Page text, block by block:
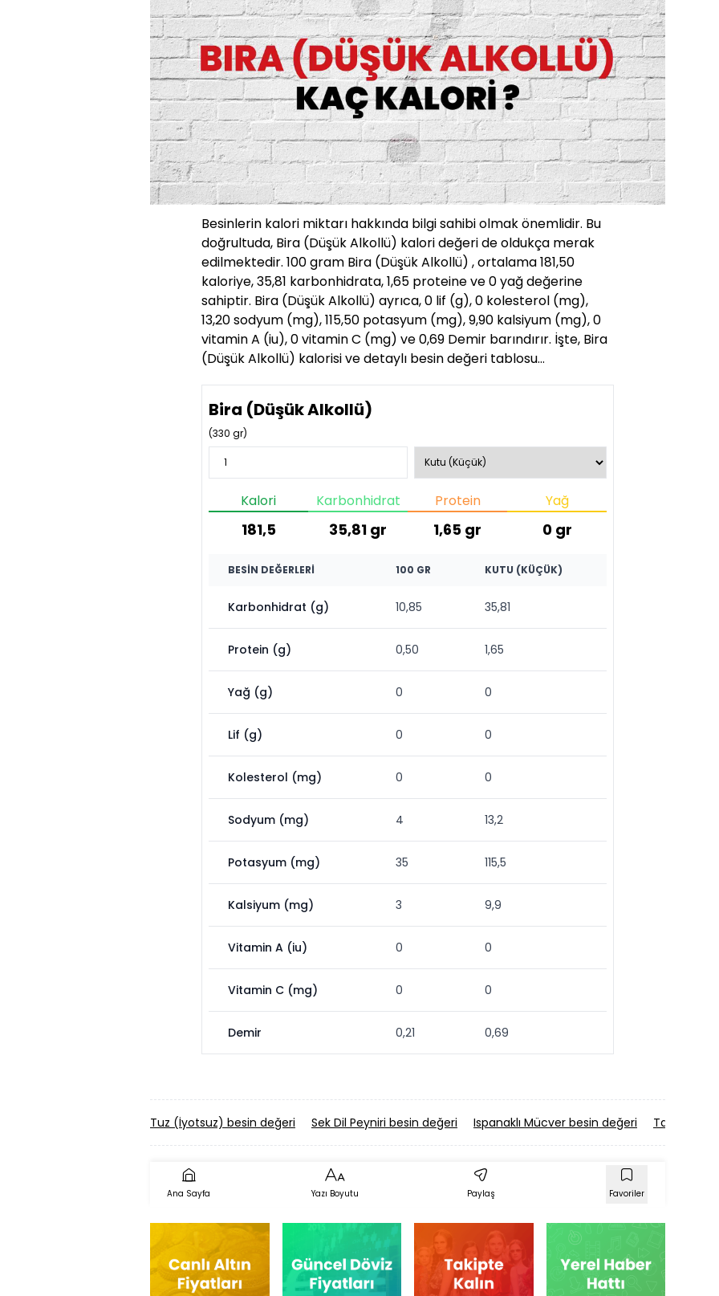
Besinlerin kalori miktarı hakkında bilgi sahibi olmak önemlidir. Bu
doğrultuda, Bira (Düşük Alkollü) kalori değeri de oldukça merak
edilmektedir. 100 gram Bira (Düşük Alkollü) , ortalama 181,50
kaloriye, 35,81 karbonhidrata, 1,65 proteine ve 0 yağ değerine
sahiptir. Bira (Düşük Alkollü) ayrıca, 0 lif (g), 0 kolesterol (mg),
13,20 sodyum (mg), 115,50 potasyum (mg), 9,90 kalsiyum (mg), 0
vitamin A (iu), 0 vitamin C (mg) ve 0,69 Demir barındırır. İşte, Bira
(Düşük Alkollü) kalorisi ve detaylı besin değeri tablosu…
Bira (Düşük Alkollü)
(330 gr)
Kalori
181,5
Karbonhidrat
35,81 gr
Protein
1,65 gr
Yağ
0gr
BESIN DEĞERLERI 100 GR KUTU (KÜÇÜK)
Karbonhidrat (g) 10,85 35,81
Protein (g) 0,50 1,65
Yağ (g) 0 0
Lif (g) 0 0
Kolesterol (mg) 0 0
Sodyum (mg) 4 13,2
Potasyum (mg) 35 115,5
Kalsiyum (mg) 3 9,9
Vitamin A (iu) 0 0
Vitamin C (mg) 0 0
Demir 0,21 0,69
Tuz (İyotsuz) besin değeri Sek Dil Peyniri besin değeri Ispanaklı Mücver besin değeri Tarhana
Ana Sayfa Yazı Boyutu Paylaş Favoriler